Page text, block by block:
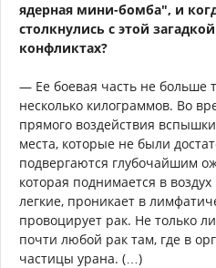
ядерная мини-бомба", и
столкнулись с этой
конфликтах?
— Ее боевая часть не больше
несколько килограммов. Во
прямого воздействия
места, которые не были
подвергаются глубочайшим
которая поднимается в
легкие, проникает в
провоцирует рак. Не только
почти любой рак там, где в
частицы урана. (…)